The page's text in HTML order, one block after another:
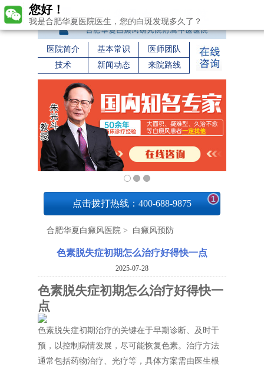
医院简介 基本常识
医师团队
技术
新闻动态 来院路线
点击拨打热线：400-688-9875 1
合肥华夏白癜风医院 > 白癜风预防
色素脱失症初期怎么治疗好得快一点
2025-07-28
色素脱失症初期怎么治疗好得快一
点
色素脱失症初期治疗的关键在于早期诊断、及时干
预，以控制病情发展，尽可能恢复色素。治疗方法
通常包括药物治疗、光疗等，具体方案需由医生根
您好！
我是合肥华夏医院医生，您的白斑发现多久了？